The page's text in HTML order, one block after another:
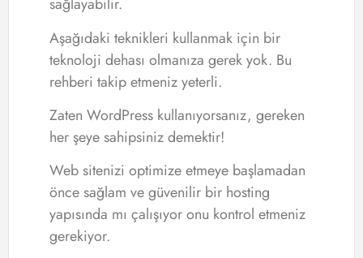
sağlayabilir.
Aşağıdaki teknikleri kullanmak için bir
teknoloji dehası olmanıza gerek yok. Bu
rehberi takip etmeniz yeterli.
Zaten WordPress kullanıyorsanız, gereken
her şeye sahipsiniz demektir!
Web sitenizi optimize etmeye başlamadan
önce sağlam ve güvenilir bir hosting
yapısında mı çalışıyor onu kontrol etmeniz
gerekiyor.